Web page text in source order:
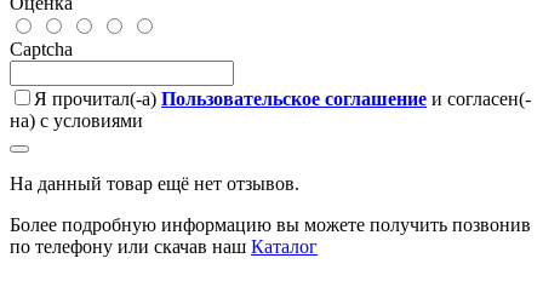
Captcha
Я прочитал(-а) Пользовательское соглашение и согласен(-
на) с условиями
На данный товар ещё нет отзывов.
Более подробную информацию вы можете получить позвонив
по телефону или скачав наш Каталог